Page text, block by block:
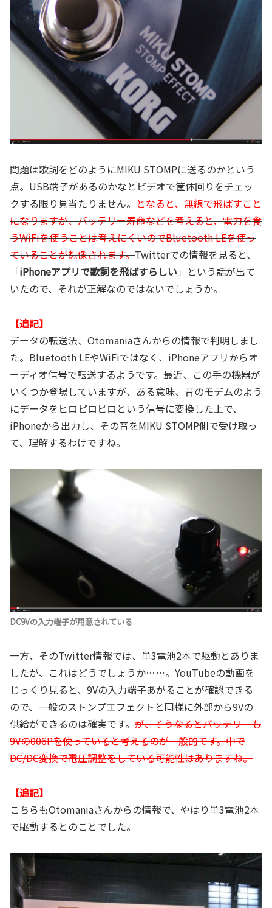
問題は歌詞をどのようにMIKU STOMPに送るのかという
点。USB端子があるのかなとビデオで筐体回りをチェッ
クする限り見当たりません。 となると、無線で飛ばすこと
になりますが、バッテリー寿命などを考えると、電力を食
うWiFiを使うことは考えにくいのでBluetooth LEを使っ
ていることが想像されます。Twitterでの情報を見ると、
「iPhoneアプリで歌詞を飛ばすらしい 」という話が出て
いたので、それが正解なのではないでしょうか。
【追記】
データの転送法、Otomaniaさんからの情報で判明しまし
た。Bluetooth LEやWiFiではなく、iPhoneアプリからオ
ーディオ信号で転送するようです。最近、この手の機器が
いくつか登場していますが、ある意味、昔のモデムのよう
にデータをピロピロピロという信号に変換した上で、
iPhoneから出力し、その音をMIKU STOMP側で受け取っ
て、理解するわけですね。
DC9Vの入力端子が用意されている
一方、そのTwitter情報では、単3電池2本で駆動とありま
したが、これはどうでしょうか……。YouTubeの動画を
じっくり見ると、9Vの入力端子あがることが確認できる
ので、一般のストンプエフェクトと同様に外部から9Vの
供給ができるのは確実です。 が、そうなるとバッテリーも
9Vの006Pを使っていると考えるのが一般的です。中で
DC/DC変換で電圧調整をしている可能性はありますね。
【追記】
こちらもOtomaniaさんからの情報で、やはり単3電池2本
で駆動するとのことでした。